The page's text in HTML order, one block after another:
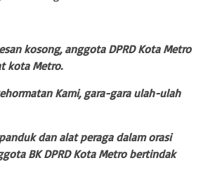
kosong, anggota DPRD KotaMetro
kota Metro.
Kami, gara-gara ulah-ulah
dan alat peraga dalam orasi
BK DPRD Kota Metro bertindak